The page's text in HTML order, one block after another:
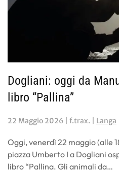
Dogliani: oggi da
libro “Pallina”
22 Maggio 2026 | f.trax. | Langa
Oggi, venerdì 22 maggio (alle
piazza Umberto I a Dogliani
libro “Pallina. Gli animali da…